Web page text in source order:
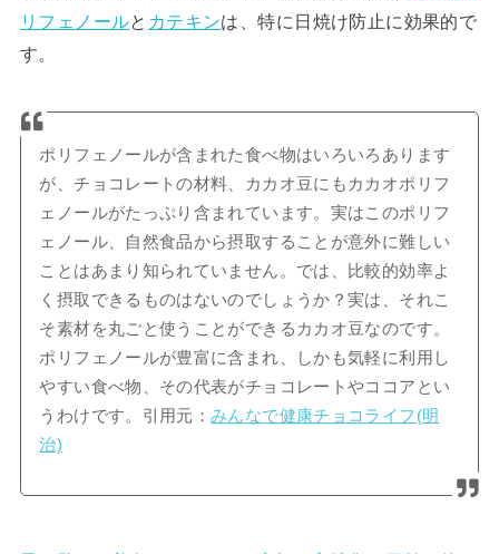
リフェノールと カテキンは、特に日焼け防止に効果的で
す。
ポリフェノールが含まれた食べ物はいろいろあります
が、チョコレートの材料、カカオ豆にもカカオポリフ
ェノールがたっぷり含まれています。実はこのポリフ
ェノール、自然食品から摂取することが意外に難しい
ことはあまり知られていません。では、比較的効率よ
く摂取できるものはないのでしょうか？実は、それこ
そ素材を丸ごと使うことができるカカオ豆なのです。
ポリフェノールが豊富に含まれ、しかも気軽に利用し
やすい食べ物、その代表がチョコレートやココアとい
うわけです。引用元：みんなで健康チョコライフ(明
治)